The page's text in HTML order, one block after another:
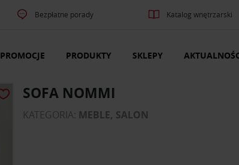
Bezpłatne porady Katalog wnętrzarski
PROMOCJE PRODUKTY SKLEPY
SOFA NOMMI
KATEGORIA: MEBLE, SALON